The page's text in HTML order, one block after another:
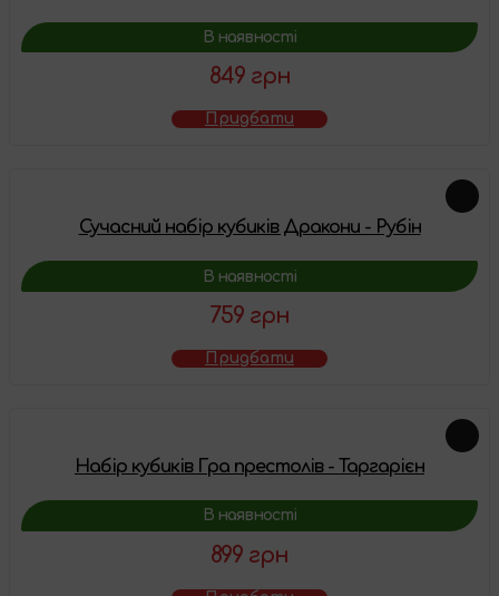
В наявності
849 грн
Придбати
Сучасний набір кубиків Дракони - Рубін
В наявності
759 грн
Придбати
Набір кубиків Гра престолів - Таргарієн
В наявності
899 грн